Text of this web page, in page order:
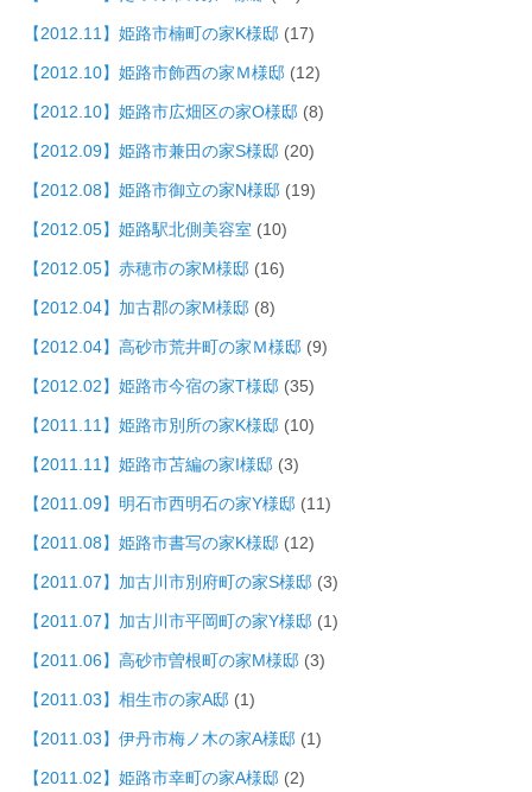
【2012.11】姫路市楠町の家K様邸 (17)
【2012.10】姫路市飾西の家Ｍ様邸 (12)
【2012.10】姫路市広畑区の家O様邸 (8)
【2012.09】姫路市兼田の家S様邸 (20)
【2012.08】姫路市御立の家N様邸 (19)
【2012.05】姫路駅北側美容室 (10)
【2012.05】赤穂市の家M様邸 (16)
【2012.04】加古郡の家M様邸 (8)
【2012.04】高砂市荒井町の家Ｍ様邸 (9)
【2012.02】姫路市今宿の家T様邸 (35)
【2011.11】姫路市別所の家K様邸 (10)
【2011.11】姫路市苫編の家I様邸 (3)
【2011.09】明石市西明石の家Y様邸 (11)
【2011.08】姫路市書写の家K様邸 (12)
【2011.07】加古川市別府町の家S様邸 (3)
【2011.07】加古川市平岡町の家Y様邸 (1)
【2011.06】高砂市曽根町の家M様邸 (3)
【2011.03】相生市の家A邸 (1)
【2011.03】伊丹市梅ノ木の家A様邸 (1)
【2011.02】姫路市幸町の家A様邸 (2)